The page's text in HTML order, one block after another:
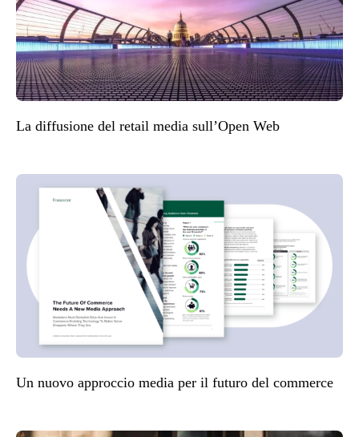
La diffusione del retail media sull’Open Web
Un nuovo approccio media per il futuro del commerce